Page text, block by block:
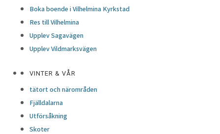
Boka boende i Vilhelmina Kyrkstad
Res till Vilhelmina
Upplev Sagavägen
Upplev Vildmarksvägen
VINTER & VÅR
tätort och närområden
Fjälldalarna
Utförsåkning
Skoter